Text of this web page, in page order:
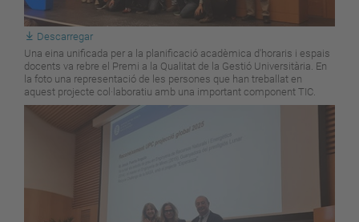
Descarregar
Una eina unificada per a la planificació acadèmica d'horaris i espais
docents va rebre el Premi a la Qualitat de la Gestió Universitària. En
la foto una representació de les persones que han treballat en
aquest projecte col·laboratiu amb una important component TIC.